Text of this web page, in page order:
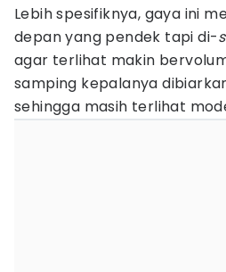
Lebih spesifiknya, gaya ini
depan yang pendek tapi di-
agar terlihat makin
samping kepalanya
sehingga masih terlihat